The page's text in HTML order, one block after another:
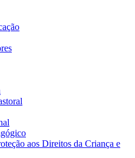
aos Direitos da Criança e